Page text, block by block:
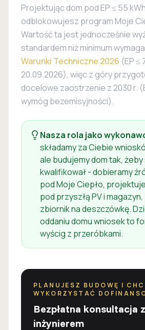
Projektując dom pod EP ≤ 55
odblokowujesz program Moje
Wartość ta jest jednocześnie
standardem niż minimum
Warunki Techniczne 2026 (EP ≤
20.09.2026), więc z góry
docelowe zaostrzenie z 2030 r.
wymóg bezemisyjności).
Nasza rola jako
składamy za Ciebie
ale budujemy dom tak, żeby
kwalifikował - dobieramy
pod Moje Ciepło,
pod przyszłą PV i
zbiornik na deszczówkę.
oddaniu domu wniosek to
wyścig z przeróbkami.
PLANUJESZ BUDOWĘ I
WYKORZYSTAĆ
Bezpłatna konsultacja z
inżynierem